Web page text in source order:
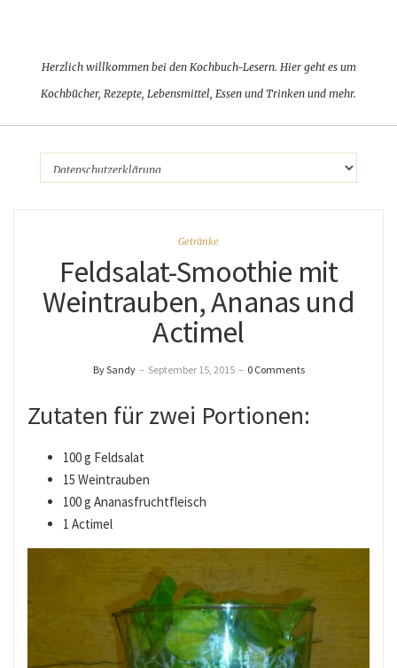
Herzlich willkommen bei den Kochbuch-Lesern. Hier geht es um
Kochbücher, Rezepte, Lebensmittel, Essen und Trinken und mehr.
Getränke
Feldsalat-Smoothie mit
Weintrauben, Ananas und
Actimel
By Sandy – September 15, 2015 – 0 Comments
Zutaten für zwei Portionen:
100 g Feldsalat
15 Weintrauben
100 g Ananasfruchtfleisch
1 Actimel